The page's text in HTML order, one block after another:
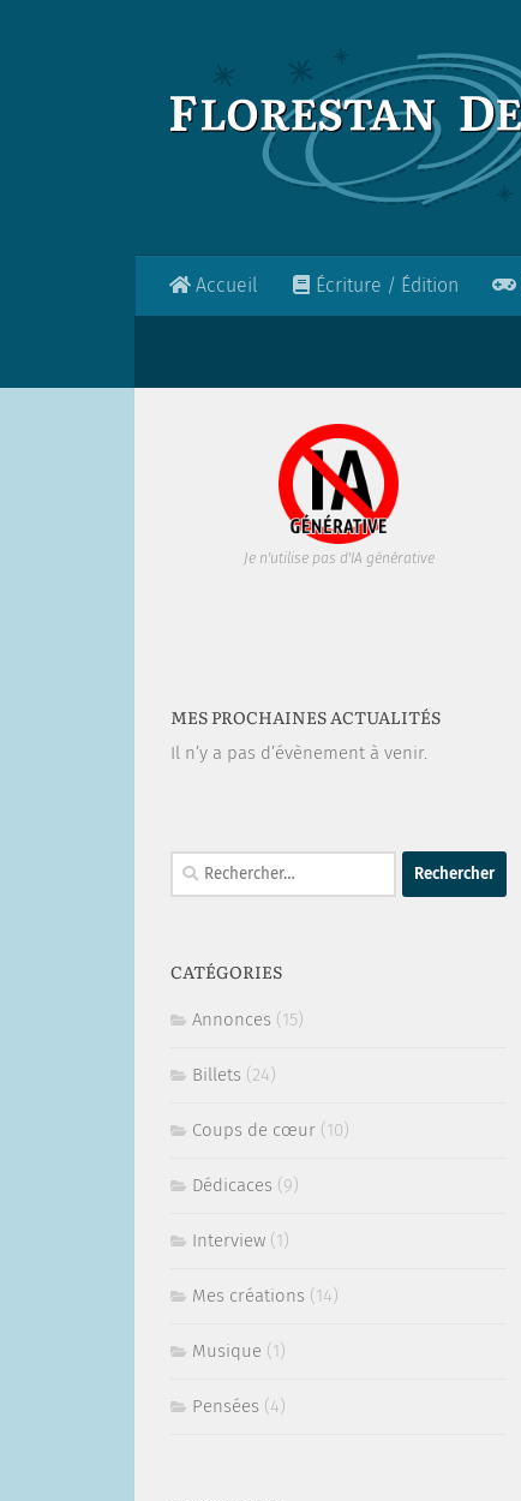
Accueil Écriture / Édition
Je n'utilise pas d'IA générative
MES PROCHAINES ACTUALITÉS
Il n’y a pas d’évènement à venir.
Rechercher :
CATÉGORIES
Annonces (15)
Billets (24)
Coups de cœur (10)
Dédicaces (9)
Interview (1)
Mes créations (14)
Musique (1)
Pensées (4)